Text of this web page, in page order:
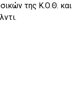
της Κ.Ο.Θ. και